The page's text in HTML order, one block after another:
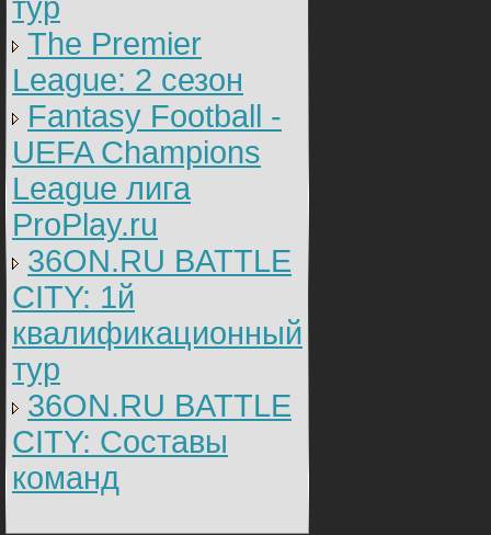
тур
The Premier
League: 2 cезон
Fantasy Football -
UEFA Champions
League лига
ProPlay.ru
36ON.RU BATTLE
CITY: 1й
квалификационный
тур
36ON.RU BATTLE
CITY: Составы
команд